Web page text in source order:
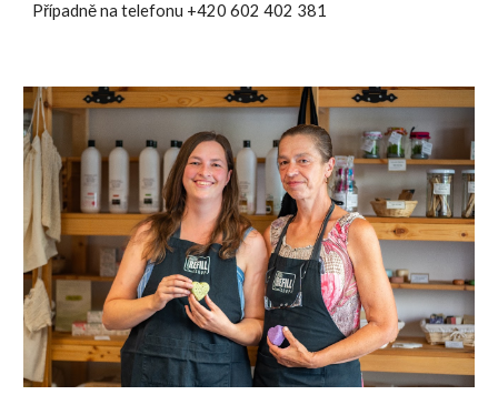
Případně na telefonu +420 602 402 381